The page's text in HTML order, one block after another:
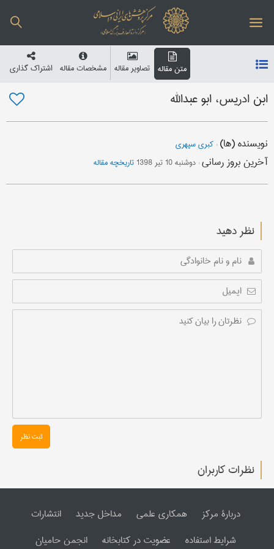
متن مقاله تصاویر مقاله مشخصات مقاله اشتراک گذاری
ابن ادریس، ابو عبدالله
نویسنده (ها): کبری سپهری
آخرین بروز رسانی: دوشنبه 10 تیر 1398 تاریخچه مقاله
نظر دهید
ثبت نظر
نظرات کاربران
دربارۀ مرکز همکاری علمی مداخل جدید
انتشارات
شرایط استفاده
عضویت در کتابخانه انجمن حامیان